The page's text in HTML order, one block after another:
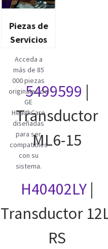
Piezas de
Servicios
Acceda a
más de 85
000 piezas
originales de
GE
HealthCare
diseñadas
para ser
compatibles
con su
sistema.
5499599 |
Transductor
ML6-15
H40402LY|
Transductor
RS